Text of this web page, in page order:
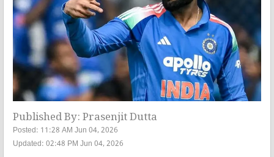
Published By: Prasenjit Dutta
Posted: 11:28 AM Jun 04, 2026
Updated: 02:48 PM Jun 04, 2026